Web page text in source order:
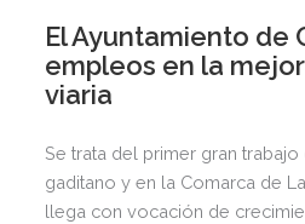
El Ayuntamiento de
empleos en la
viaria
Se trata del primer gran
gaditano y en la Comarca de
llega con vocación de